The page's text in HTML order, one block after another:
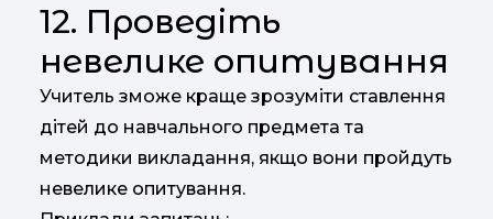
12. Проведіть
невелике опитування
Учитель зможе краще зрозуміти ставлення
дітей до навчального предмета та
методики викладання, якщо вони пройдуть
невелике опитування.